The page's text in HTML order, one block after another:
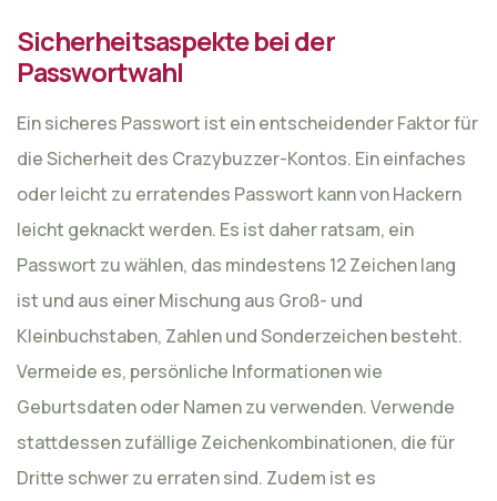
Sicherheitsaspekte bei der
Passwortwahl
Ein sicheres Passwort ist ein entscheidender Faktor für
die Sicherheit des Crazybuzzer-Kontos. Ein einfaches
oder leicht zu erratendes Passwort kann von Hackern
leicht geknackt werden. Es ist daher ratsam, ein
Passwort zu wählen, das mindestens 12 Zeichen lang
ist und aus einer Mischung aus Groß- und
Kleinbuchstaben, Zahlen und Sonderzeichen besteht.
Vermeide es, persönliche Informationen wie
Geburtsdaten oder Namen zu verwenden. Verwende
stattdessen zufällige Zeichenkombinationen, die für
Dritte schwer zu erraten sind. Zudem ist es